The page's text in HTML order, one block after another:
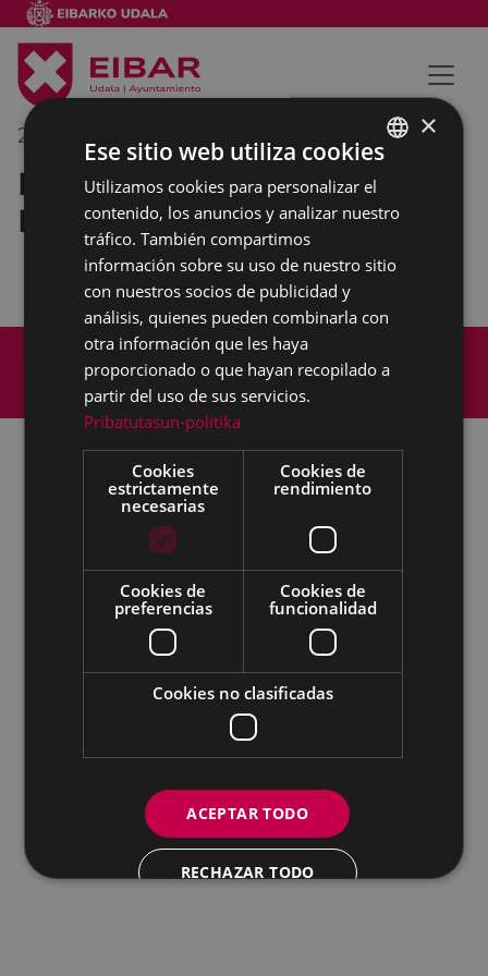
25/01/2021
Reunión de concejales del
Equipo de gobierno
Mapa del Sitio
Aviso legal
Política de cookies
Contacto
Accesibilidad
Todas las redes sociales del Ayuntamiento
Eibarko Udala - Untzaga plaza, 1 | 20600 Eibar
Tfnoa.: 943 70 84 00 / 010 | Faxa: 943 70 84 16 |
IFZ: P2003100A | DIR3 L01200300
BASQUE
SPANISH
×
Ese sitio web utiliza cookies
Utilizamos cookies para personalizar el
contenido, los anuncios y analizar nuestro
tráfico. También compartimos
información sobre su uso de nuestro sitio
con nuestros socios de publicidad y
análisis, quienes pueden combinarla con
otra información que les haya
proporcionado o que hayan recopilado a
partir del uso de sus servicios.
Pribatutasun-politika
Cookies
estrictamente
necesarias
Cookies de
rendimiento
Cookies de
preferencias
Cookies de
funcionalidad
Cookies no clasificadas
ACEPTAR TODO
RECHAZAR TODO